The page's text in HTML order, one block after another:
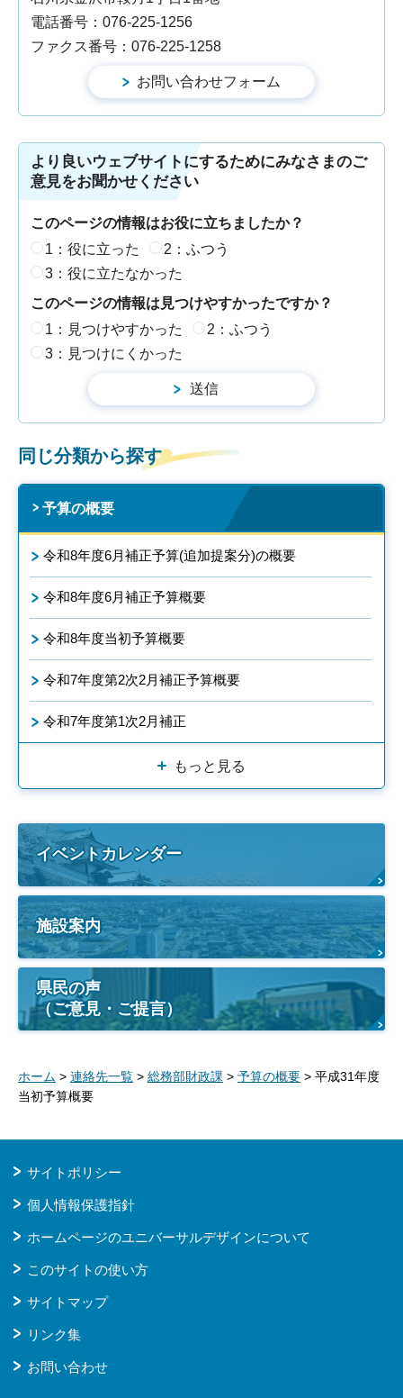
電話番号：076-225-1256
ファクス番号：076-225-1258
より良いウェブサイトにするためにみなさまのご
意見をお聞かせください
このページの情報はお役に立ちましたか？
1：役に立った
2：ふつう
3：役に立たなかった
このページの情報は見つけやすかったですか？
1：見つけやすかった
2：ふつう
3：見つけにくかった
同じ分類から探す
予算の概要
令和8年度6月補正予算(追加提案分)の概要
令和8年度6月補正予算概要
令和8年度当初予算概要
令和7年度第2次2月補正予算概要
令和7年度第1次2月補正
もっと見る
イベントカレンダー
施設案内
県民の声
（ご意見・ご提言）
ホーム > 連絡先一覧 > 総務部財政課 > 予算の概要 > 平成31年度
当初予算概要
サイトポリシー
個人情報保護指針
ホームページのユニバーサルデザインについて
このサイトの使い方
サイトマップ
リンク集
お問い合わせ